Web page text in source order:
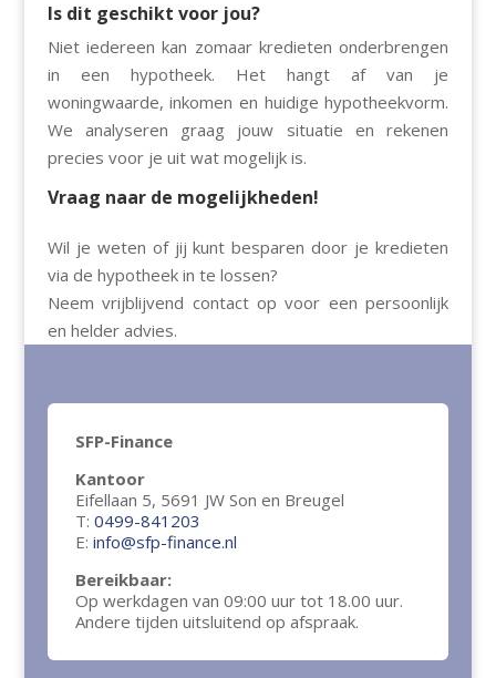
Is dit geschikt voor jou?
Niet iedereen kan zomaar kredieten onderbrengen
in een hypotheek. Het hangt af van je
woningwaarde, inkomen en huidige hypotheekvorm.
We analyseren graag jouw situatie en rekenen
precies voor je uit wat mogelijk is.
Vraag naar de mogelijkheden!
Wil je weten of jij kunt besparen door je kredieten
via de hypotheek in te lossen?
Neem vrijblijvend contact op voor een persoonlijk
en helder advies.
SFP-Finance
Kantoor
Eifellaan 5, 5691 JW Son en Breugel
T: 0499-841203
E: info@sfp-finance.nl
Bereikbaar:
Op werkdagen van 09:00 uur tot 18.00 uur.
Andere tijden uitsluitend op afspraak.